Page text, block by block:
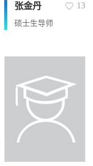
张金丹 13
硕士生导师